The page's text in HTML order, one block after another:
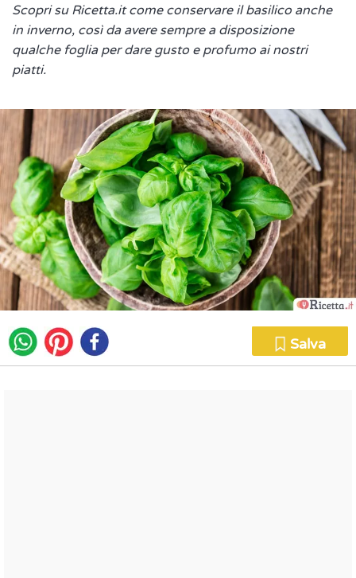
Scopri su Ricetta.it come conservare il basilico anche
in inverno, così da avere sempre a disposizione
qualche foglia per dare gusto e profumo ai nostri
piatti.
Salva